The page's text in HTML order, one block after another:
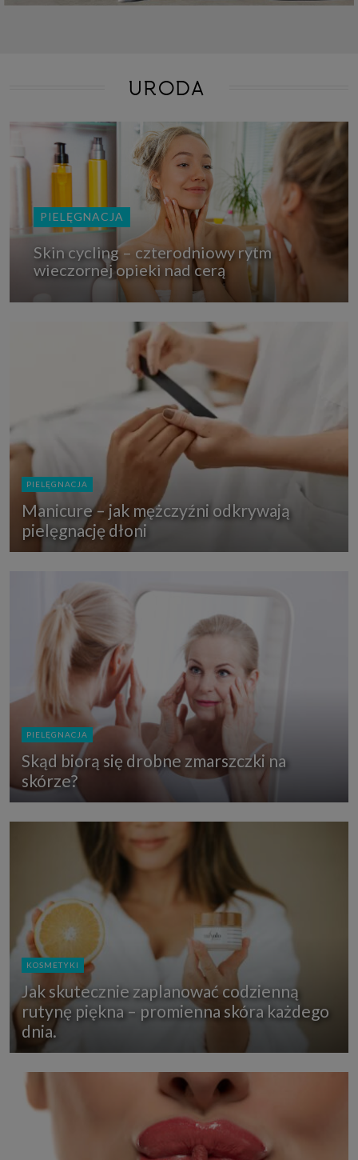
URODA
PIELĘGNACJA
Skin cycling – czterodniowy rytm
wieczornej opieki nad cerą
PIELĘGNACJA
Manicure – jak mężczyźni odkrywają
pielęgnację dłoni
PIELĘGNACJA
Skąd biorą się drobne zmarszczki na
skórze?
KOSMETYKI
Jak skutecznie zaplanować codzienną
rutynę piękna – promienna skóra każdego
dnia.